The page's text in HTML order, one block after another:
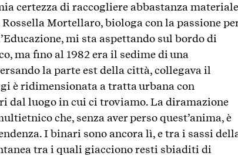
certezza di raccogliere abbastanza materiale
Mortellaro, biologa con la passione
mi sta aspettando sul bordo di
ma fino al 1982 era il sedime di una
la parte est della città, collegava il
è ridimensionata a tratta urbana con
dal luogo in cui ci troviamo. La diramazione
che, senza aver perso quest’anima, è
I binari sono ancora lì, e tra i sassi
tra i quali giacciono resti sbiaditi di